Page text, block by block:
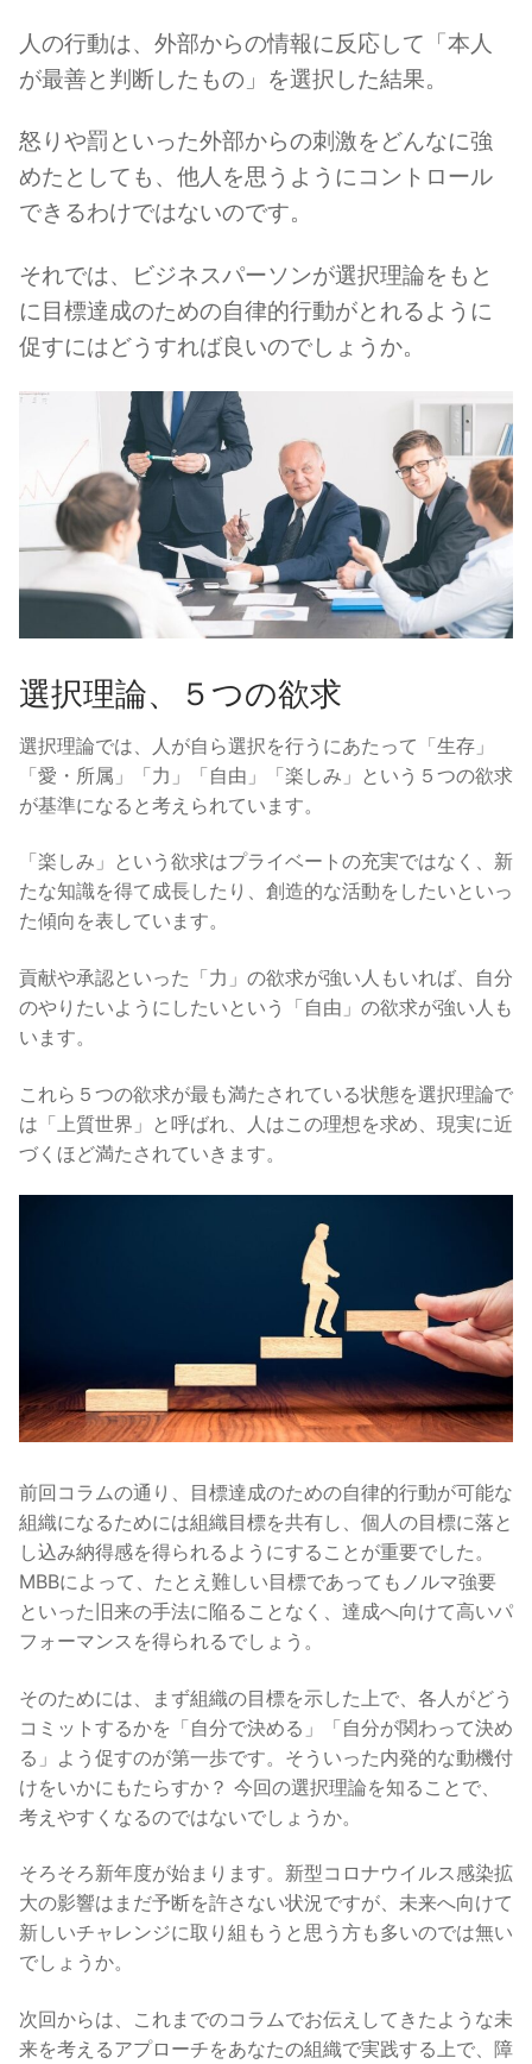
人の行動は、外部からの情報に反応して「本人
が最善と判断したもの」を選択した結果。
怒りや罰といった外部からの刺激をどんなに強
めたとしても、他人を思うようにコントロール
できるわけではないのです。
それでは、ビジネスパーソンが選択理論をもと
に目標達成のための自律的行動がとれるように
促すにはどうすれば良いのでしょうか。
選択理論、５つの欲求
選択理論では、人が自ら選択を行うにあたって「生存」
「愛・所属」「力」「自由」「楽しみ」という５つの欲求
が基準になると考えられています。
「楽しみ」という欲求はプライベートの充実ではなく、新
たな知識を得て成長したり、創造的な活動をしたいといっ
た傾向を表しています。
貢献や承認といった「力」の欲求が強い人もいれば、自分
のやりたいようにしたいという「自由」の欲求が強い人も
います。
これら５つの欲求が最も満たされている状態を選択理論で
は「上質世界」と呼ばれ、人はこの理想を求め、現実に近
づくほど満たされていきます。
前回コラムの通り、目標達成のための自律的行動が可能な
組織になるためには組織目標を共有し、個人の目標に落と
し込み納得感を得られるようにすることが重要でした。
MBBによって、たとえ難しい目標であってもノルマ強要
といった旧来の手法に陥ることなく、達成へ向けて高いパ
フォーマンスを得られるでしょう。
そのためには、まず組織の目標を示した上で、各人がどう
コミットするかを「自分で決める」「自分が関わって決め
る」よう促すのが第一歩です。そういった内発的な動機付
けをいかにもたらすか？ 今回の選択理論を知ることで、
考えやすくなるのではないでしょうか。
そろそろ新年度が始まります。新型コロナウイルス感染拡
大の影響はまだ予断を許さない状況ですが、未来へ向けて
新しいチャレンジに取り組もうと思う方も多いのでは無い
でしょうか。
次回からは、これまでのコラムでお伝えしてきたような未
来を考えるアプローチをあなたの組織で実践する上で、障